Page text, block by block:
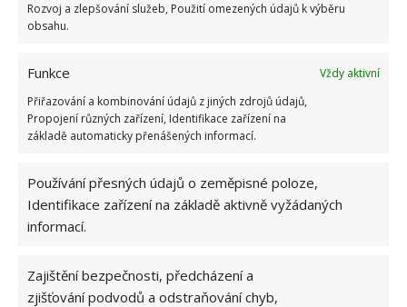
Rozvoj a zlepšování služeb, Použití omezených údajů k výběru
obsahu.
Funkce
Vždy aktivní
Přiřazování a kombinování údajů z jiných zdrojů údajů,
Propojení různých zařízení, Identifikace zařízení na
základě automaticky přenášených informací.
Používání přesných údajů o zeměpisné poloze,
Identifikace zařízení na základě aktivně vyžádaných
informací.
Zajištění bezpečnosti, předcházení a
zjišťování podvodů a odstraňování chyb,
Obrázek:pixabay.com